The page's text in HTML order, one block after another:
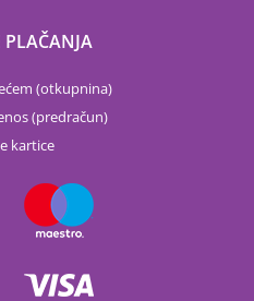
(otkupnina)
(predračun)
kartice